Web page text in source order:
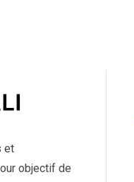
et
objectif de